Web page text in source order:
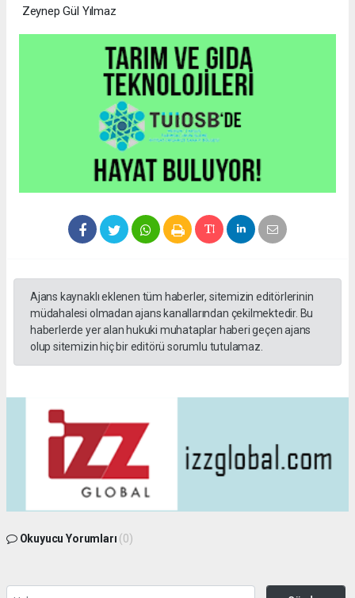
Zeynep Gül Yılmaz
Ajans kaynaklı eklenen tüm haberler, sitemizin editörlerinin
müdahalesi olmadan ajans kanallarından çekilmektedir. Bu
haberlerde yer alan hukuki muhataplar haberi geçen ajans
olup sitemizin hiç bir editörü sorumlu tutulamaz.
Okuyucu Yorumları (0)